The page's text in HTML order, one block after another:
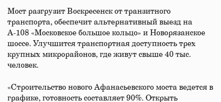
Мост разгрузит Воскресенск от транзитного
транспорта, обеспечит альтернативный выезд на
А-108 «Московское большое кольцо» и Новорязанское
шоссе. Улучшится транспортная доступность трех
крупных микрорайонов, где живут свыше 40 тыс.
человек.
«Строительство нового Афанасьевского моста ведется в
графике, готовность составляет 90%. Открыть